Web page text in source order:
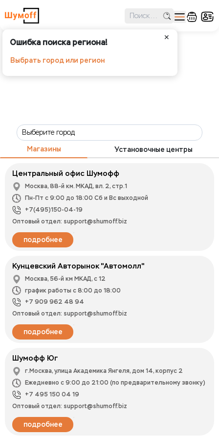
✕
Ошибка поиска региона!
Выбрать город или регион
Магазины Установочные центры
Центральный офис Шумофф
Москва, 88-й км. МКАД, вл. 2, стр.1
Пн-Пт с 9:00 до 18:00 Сб и Вс выходной
+7(495)150-04-19
Оптовый отдел: support@shumoff.biz
подробнее
Кунцевский Авторынок "Автомолл"
Москва, 56-й км МКАД, с 12
график работы с 8:00 до 18:00
+7 909 962 48 94
Оптовый отдел: support@shumoff.biz
подробнее
Шумофф Юг
г.Москва, улица Академика Янгеля, дом 14, корпус 2
Ежедневно с 9:00 до 21:00 (по предварительному звонку)
+7 495 150 04 19
Оптовый отдел: support@shumoff.biz
подробнее